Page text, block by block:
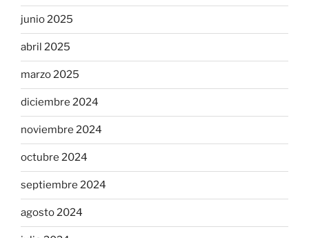
junio 2025
abril 2025
marzo 2025
diciembre 2024
noviembre 2024
octubre 2024
septiembre 2024
agosto 2024